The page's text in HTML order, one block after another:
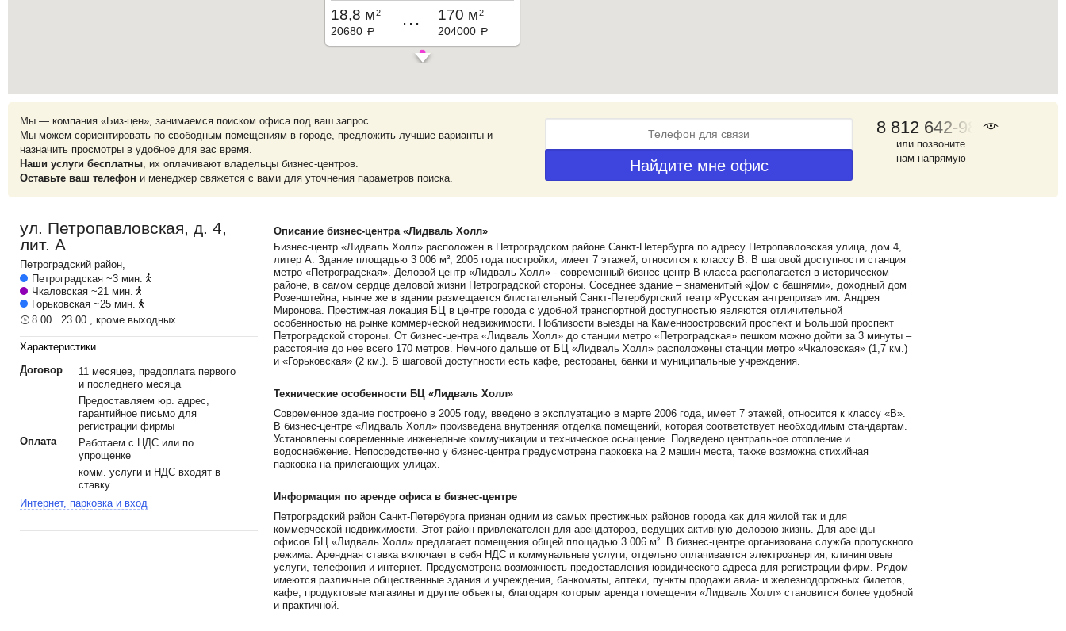
18,8 м2
20680 a
... 170 м2
204000 a
Мы — компания «Биз-цен», занимаемся поиском офиса под ваш запрос.
Мы можем сориентировать по свободным помещениям в городе, предложить лучшие варианты и
назначить просмотры в удобное для вас время.
Наши услуги бесплатны, их оплачивают владельцы бизнес-центров.
Оставьте ваш телефон и менеджер свяжется с вами для уточнения параметров поиска.
8 812 642-98-46
или позвоните
нам напрямую
ул. Петропавловская, д. 4,
лит. А
Петроградский район,
Петроградская ~3 мин.
Чкаловская ~21 мин.
Горьковская ~25 мин.
8.00...23.00 , кроме выходных
Характеристики
Договор
11 месяцев, предоплата первого
и последнего месяца
Предоставляем юр. адрес,
гарантийное письмо для
регистрации фирмы
Оплата
Работаем с НДС или по
упрощенке
комм. услуги и НДС входят в
ставку
Интернет, парковка и вход
Описание бизнес-центра «Лидваль Холл»
Бизнес-центр «Лидваль Холл» расположен в Петроградском районе Санкт-Петербурга по адресу Петропавловская улица, дом 4,
литер А. Здание площадью 3 006 м², 2005 года постройки, имеет 7 этажей, относится к классу B. В шаговой доступности станция
метро «Петроградская». Деловой центр «Лидваль Холл» - современный бизнес-центр В-класса располагается в историческом
районе, в самом сердце деловой жизни Петроградской стороны. Соседнее здание – знаменитый «Дом с башнями», доходный дом
Розенштейна, нынче же в здании размещается блистательный Санкт-Петербургский театр «Русская антреприза» им. Андрея
Миронова. Престижная локация БЦ в центре города с удобной транспортной доступностью являются отличительной
особенностью на рынке коммерческой недвижимости. Поблизости выезды на Каменноостровский проспект и Большой проспект
Петроградской стороны. От бизнес-центра «Лидваль Холл» до станции метро «Петроградская» пешком можно дойти за 3 минуты –
расстояние до нее всего 170 метров. Немного дальше от БЦ «Лидваль Холл» расположены станции метро «Чкаловская» (1,7 км.)
и «Горьковская» (2 км.). В шаговой доступности есть кафе, рестораны, банки и муниципальные учреждения.
Технические особенности БЦ «Лидваль Холл»
Современное здание построено в 2005 году, введено в эксплуатацию в марте 2006 года, имеет 7 этажей, относится к классу «B».
В бизнес-центре «Лидваль Холл» произведена внутренняя отделка помещений, которая соответствует необходимым стандартам.
Установлены современные инженерные коммуникации и техническое оснащение. Подведено центральное отопление и
водоснабжение. Непосредственно у бизнес-центра предусмотрена парковка на 2 машин места, также возможна стихийная
парковка на прилегающих улицах.
Информация по аренде офиса в бизнес-центре
Петроградский район Санкт-Петербурга признан одним из самых престижных районов города как для жилой так и для
коммерческой недвижимости. Этот район привлекателен для арендаторов, ведущих активную деловою жизнь. Для аренды
офисов БЦ «Лидваль Холл» предлагает помещения общей площадью 3 006 м². В бизнес-центре организована служба пропускного
режима. Арендная ставка включает в себя НДС и коммунальные услуги, отдельно оплачивается электроэнергия, клининговые
услуги, телефония и интернет. Предусмотрена возможность предоставления юридического адреса для регистрации фирм. Рядом
имеются различные общественные здания и учреждения, банкоматы, аптеки, пункты продажи авиа- и железнодорожных билетов,
кафе, продуктовые магазины и другие объекты, благодаря которым аренда помещения «Лидваль Холл» становится более удобной
и практичной.